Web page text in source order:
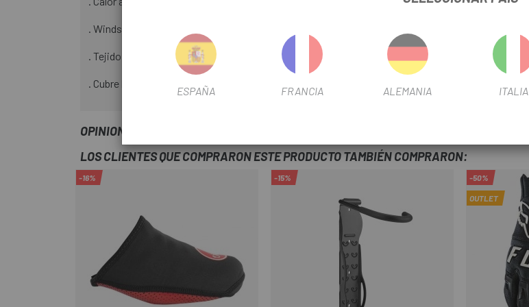
. Windstopper X-Fast 2 cortavientos.
. Tejido cálido para mayor comodidad.
. Cubre hasta el lóbulo de las orejas.
OPINIONES
LOS CLIENTES QUE COMPRARON ESTE PRODUCTO TAMBIÉN COMPRARON:
-16% -15% -50%
OUTLET
ESPAÑA FRANCIA ALEMANIA ITALIA